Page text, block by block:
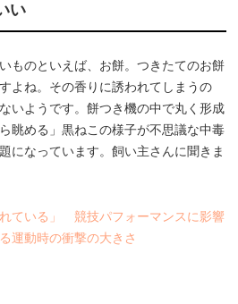
い
ものといえば、お餅。つきたてのお餅
よね。その香りに誘われてしまうの
いようです。餅つき機の中で丸く形成
眺める」黒ねこの様子が不思議な中毒
になっています。飼い主さんに聞きま
ている」 競技パフォーマンスに影響
運動時の衝撃の大きさ